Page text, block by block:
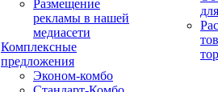
Размещение
рекламы в нашей
медиасети
Комплексные
предложения
Эконом-комбо